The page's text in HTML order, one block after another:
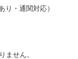
り・通関対応）
ません。